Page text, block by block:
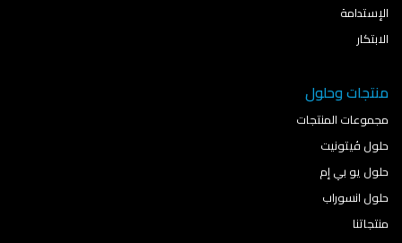
الإستدامة
الابتكار
منتجات وحلول
مجموعات المنتجات
حلول ڤيتونيت
حلول يو بي إم
حلول انسوراب
منتجاتنا